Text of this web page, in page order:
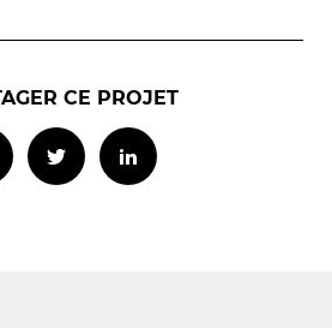
CE PROJET